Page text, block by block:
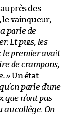
des
le vainqueur,
parle de
Et puis, les
le premier avait
de crampons,
»Un état
parle d’une
que n’ont pas
au collège. On